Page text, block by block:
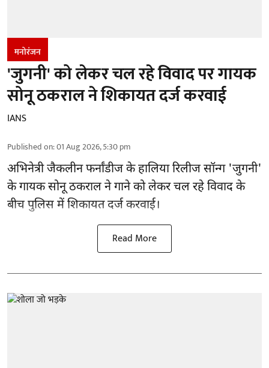
मनोरंजन
'जुगनी' को लेकर चल रहे विवाद पर गायक
सोनू ठकराल ने शिकायत दर्ज करवाई
IANS
Published on:01 Aug 2026, 5:30 pm
अभिनेत्री जैकलीन फर्नांडीज के हालिया रिलीज सॉन्ग 'जुगनी'
के गायक सोनू ठकराल ने गाने को लेकर चल रहे विवाद के
बीच पुलिस में शिकायत दर्ज करवाई।
Read More